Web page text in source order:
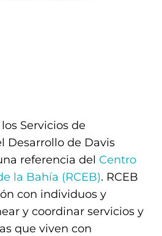
Servicios de
Desarrollo de Davis
referencia del Centro
la Bahía (RCEB). RCEB
con individuos y
y coordinar servicios y
que viven con